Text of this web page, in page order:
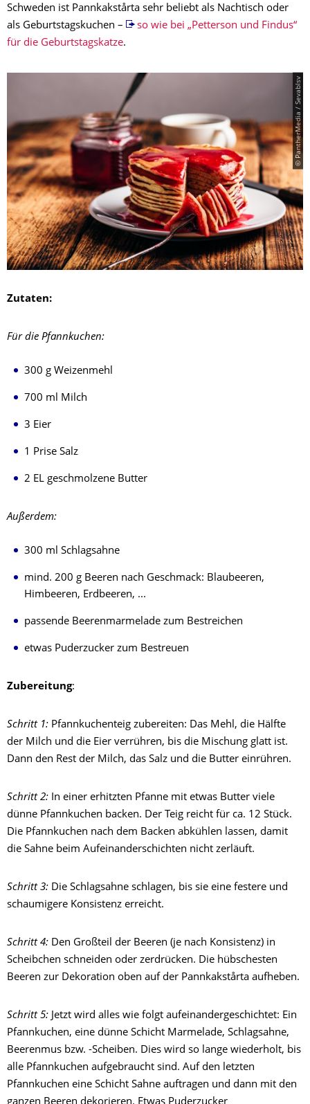
Schweden ist Pannkakstårta sehr beliebt als Nachtisch oder
als Geburtstagskuchen –
so wie bei „Petterson und Findus“
für die Geburtstagskatze.
© PantherMedia / Sevablsv
Zutaten:
Für die Pfannkuchen:
300 g Weizenmehl
700 ml Milch
3 Eier
1 Prise Salz
2 EL geschmolzene Butter
Außerdem:
300 ml Schlagsahne
mind. 200 g Beeren nach Geschmack: Blaubeeren,
Himbeeren, Erdbeeren, ...
passende Beerenmarmelade zum Bestreichen
etwas Puderzucker zum Bestreuen
Zubereitung:
Schritt 1: Pfannkuchenteig zubereiten: Das Mehl, die Hälfte
der Milch und die Eier verrühren, bis die Mischung glatt ist.
Dann den Rest der Milch, das Salz und die Butter einrühren.
Schritt 2: In einer erhitzten Pfanne mit etwas Butter viele
dünne Pfannkuchen backen. Der Teig reicht für ca. 12 Stück.
Die Pfannkuchen nach dem Backen abkühlen lassen, damit
die Sahne beim Aufeinanderschichten nicht zerläuft.
Schritt 3: Die Schlagsahne schlagen, bis sie eine festere und
schaumigere Konsistenz erreicht.
Schritt 4: Den Großteil der Beeren (je nach Konsistenz) in
Scheibchen schneiden oder zerdrücken. Die hübschesten
Beeren zur Dekoration oben auf der Pannkakstårta aufheben.
Schritt 5: Jetzt wird alles wie folgt aufeinandergeschichtet: Ein
Pfannkuchen, eine dünne Schicht Marmelade, Schlagsahne,
Beerenmus bzw. -Scheiben. Dies wird so lange wiederholt, bis
alle Pfannkuchen aufgebraucht sind. Auf den letzten
Pfannkuchen eine Schicht Sahne auftragen und dann mit den